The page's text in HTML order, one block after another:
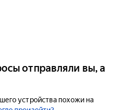
отправляли вы, а
устройства похожи на